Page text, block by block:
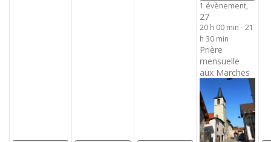
1 évènement,
27
20 h 00 min -21
h 30 min
Prière
mensuelle
aux Marches